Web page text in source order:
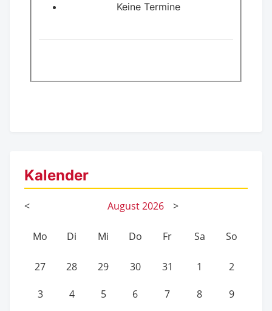
Keine Termine
Kalender
< August2026 >
Mo Di Mi Do Fr Sa So
27 28 29 30 31 1 2
3 4 5 6 7 8 9